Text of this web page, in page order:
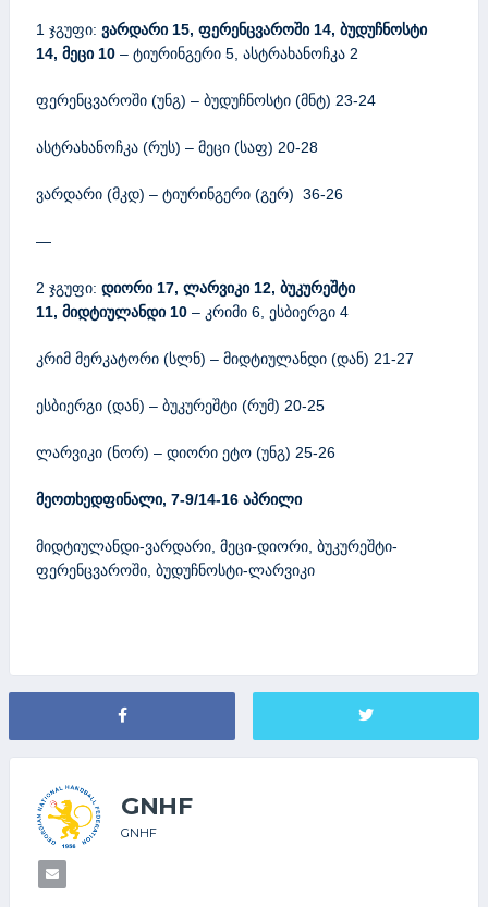
1 ჯგუფი: ვარდარი 15, ფერენცვაროში 14, ბუდუჩნოსტი
14, მეცი 10 – ტიურინგერი 5, ასტრახანოჩკა 2
ფერენცვაროში (უნგ) – ბუდუჩნოსტი (მნტ) 23-24
ასტრახანოჩკა (რუს) – მეცი (საფ) 20-28
ვარდარი (მკდ) – ტიურინგერი (გერ) 36-26
—
2 ჯგუფი: დიორი 17, ლარვიკი 12, ბუკურეშტი
11, მიდტიულანდი 10 – კრიმი 6, ესბიერგი 4
კრიმ მერკატორი (სლნ) – მიდტიულანდი (დან) 21-27
ესბიერგი (დან) – ბუკურეშტი (რუმ) 20-25
ლარვიკი (ნორ) – დიორი ეტო (უნგ) 25-26
მეოთხედფინალი, 7-9/14-16 აპრილი
მიდტიულანდი-ვარდარი, მეცი-დიორი, ბუკურეშტი-
ფერენცვაროში, ბუდუჩნოსტი-ლარვიკი
GNHF
GNHF